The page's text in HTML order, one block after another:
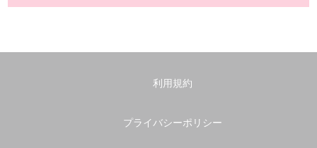
利用規約
プライバシーポリシー